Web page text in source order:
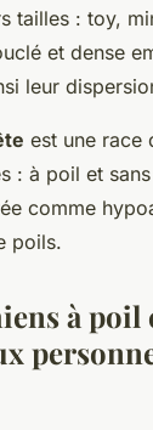
tailles : toy,
et dense
leur
est une race
: à poil et
comme
poils.
à